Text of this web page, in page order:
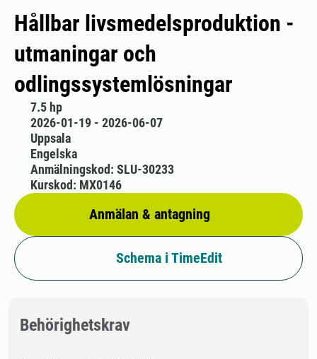
Hållbar livsmedelsproduktion -
utmaningar och
odlingssystemlösningar
7.5 hp
2026-01-19 - 2026-06-07
Uppsala
Engelska
Anmälan & antagning
Anmälningskod: SLU-30233
Kurskod: MX0146
Schema i TimeEdit
Behörighetskrav